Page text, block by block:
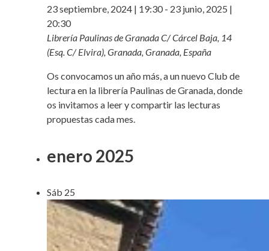
23 septiembre, 2024 | 19:30- 23 junio, 2025 |
20:30
Librería Paulinas de GranadaC/ Cárcel Baja, 14
(Esq. C/ Elvira), Granada, Granada, España
Os convocamos un año más, a un nuevo Club de
lectura en la librería Paulinas de Granada, donde
os invitamos a leer y compartir las lecturas
propuestas cada mes.
enero 2025
Sáb 25